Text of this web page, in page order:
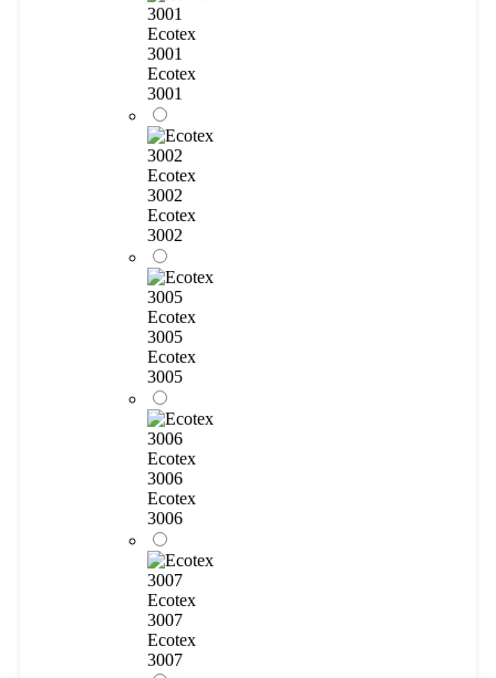
Ecotex
3001
Ecotex
3001
Ecotex
3002
Ecotex
3002
Ecotex
3005
Ecotex
3005
Ecotex
3006
Ecotex
3006
Ecotex
3007
Ecotex
3007